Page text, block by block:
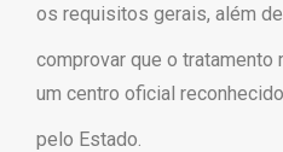
os requisitos gerais, além de
comprovar que o
um centro oficial reconhecido
pelo Estado.